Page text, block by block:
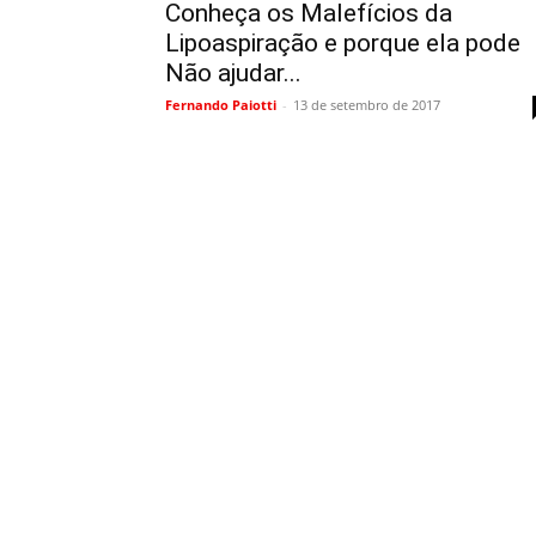
Conheça os Malefícios da
Lipoaspiração e porque ela pode
Não ajudar...
Fernando Paiotti - 13 de setembro de 2017